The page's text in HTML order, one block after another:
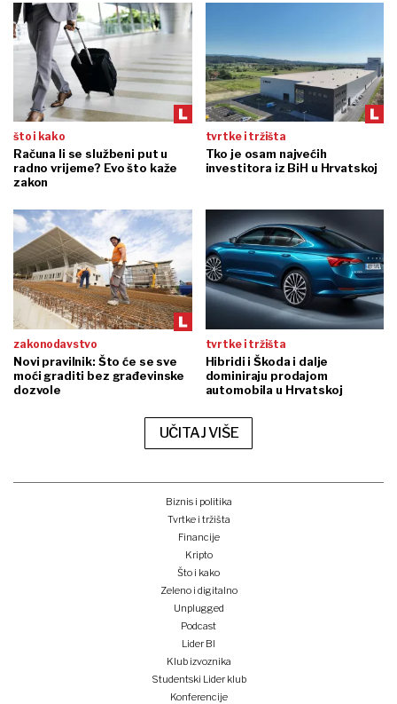
što i kako
Računa li se službeni put u
radno vrijeme? Evo što kaže
zakon
tvrtke i tržišta
Tko je osam najvećih
investitora iz BiH u Hrvatskoj
zakonodavstvo
Novi pravilnik: Što će se sve
moći graditi bez građevinske
dozvole
tvrtke i tržišta
Hibridi i Škoda i dalje
dominiraju prodajom
automobila u Hrvatskoj
UČITAJ VIŠE
Biznis i politika
Tvrtke i tržišta
Financije
Kripto
Što i kako
Zeleno i digitalno
Unplugged
Podcast
Lider BI
Klub izvoznika
Studentski Lider klub
Konferencije